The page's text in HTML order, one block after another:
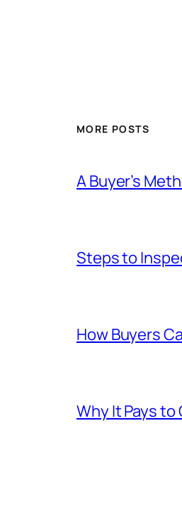
MORE POSTS
A Buyer’s
Steps to
How Buyers
Why It Pays